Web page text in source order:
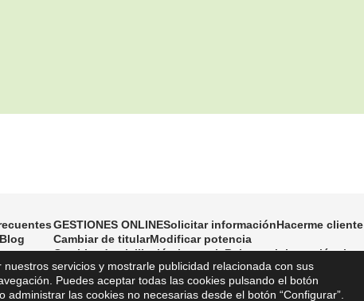
Blog
GESTIONES ONLINESolicitar informaciónHacerme cliente
Cambiar de titularModificar potencia
Cambiar domiciliación bancariaBaja suministro eléctrico
servicios y mostrarle publicidad relacionada con sus
Puedes aceptar todas las cookies pulsando el botón
administrar las cookies no necesarias desde el botón “Configurar”.